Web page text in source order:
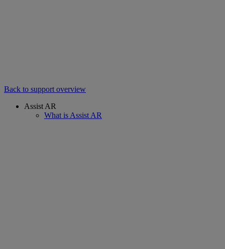
Back to support overview
Assist AR
What is Assist AR